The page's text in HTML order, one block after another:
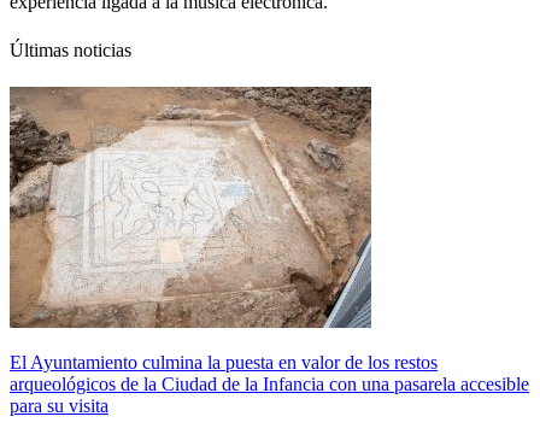
Últimas noticias
El Ayuntamiento culmina la puesta en valor de los restos
arqueológicos de la Ciudad de la Infancia con una pasarela accesible
para su visita